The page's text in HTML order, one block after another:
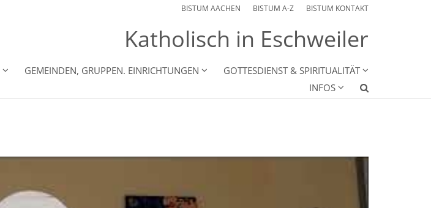
BISTUM AACHEN BISTUM A-Z BISTUM KONTAKT
Katholisch in Eschweiler
GEMEINDEN, GRUPPEN. EINRICHTUNGEN
GOTTESDIENST & SPIRITUALITÄT
INFOS